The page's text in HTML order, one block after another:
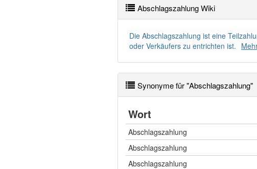
PowerIndex:
Wörter mit Endung-
95% unserer Spielapp-Nutzer haben
Abschlagszahlung Wiki
Die Abschlagszahlung ist eine
oder Verkäufers zu entrichten ist.
Synonyme für "Abschlagszahlung"
Wort
Abschlagszahlung
Abschlagszahlung
Abschlagszahlung